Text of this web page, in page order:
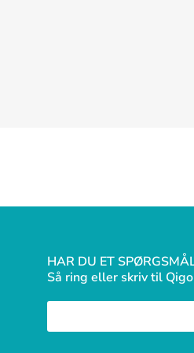
HAR DU ET
Så ring eller skriv til